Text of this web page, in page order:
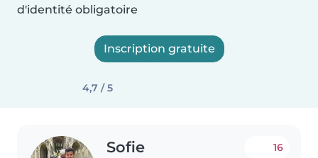
d'identité obligatoire
Inscription gratuite
4,7 / 5
Sofie 16